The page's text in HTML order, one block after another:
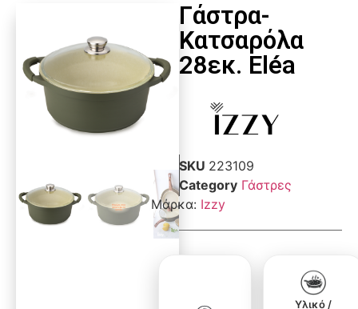
Γάστρα-
Κατσαρόλα
28εκ. Eléa
SKU 223109
Category Γάστρες
Μάρκα: Izzy
Υλικό /